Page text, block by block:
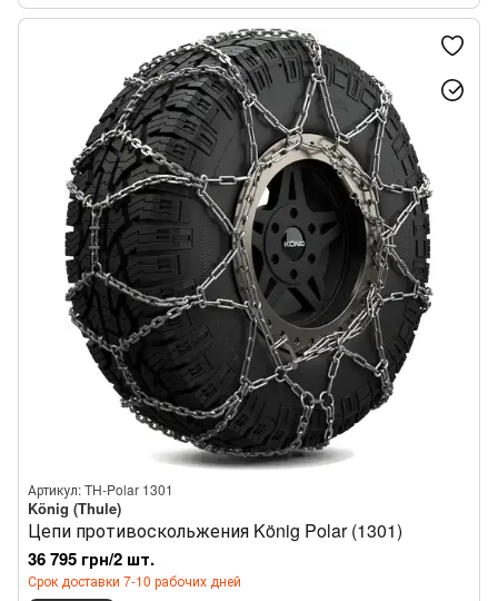
Артикул: TH-Polar 1301
König (Thule)
Цепи противоскольжения König Polar (1301)
36 795 грн/2 шт.
Срок доставки 7-10 рабочих дней